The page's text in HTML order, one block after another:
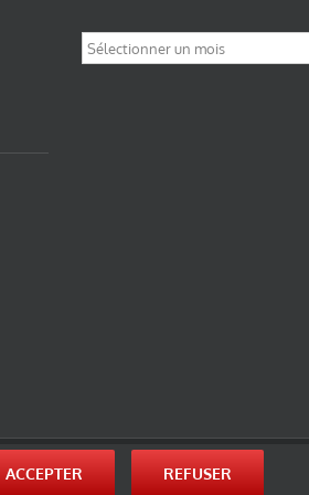
Archives
ACCEPTER REFUSER